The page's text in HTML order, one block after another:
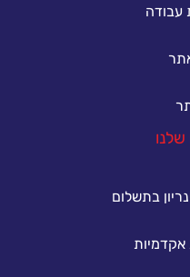
עבודה
בתשלום
אקדמיות